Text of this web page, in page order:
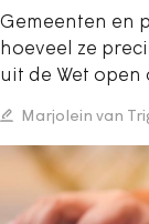
Gemeenten en
hoeveel ze
uit de Wet open
Marjolein van